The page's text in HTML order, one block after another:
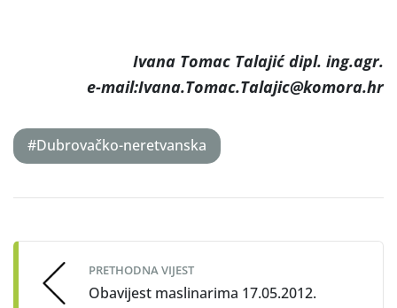
Ivana Tomac Talajić dipl. ing.agr.
e-mail:Ivana.Tomac.Talajic@komora.hr
#Dubrovačko-neretvanska
navigation
PRETHODNA VIJEST
Obavijest maslinarima 17.05.2012.